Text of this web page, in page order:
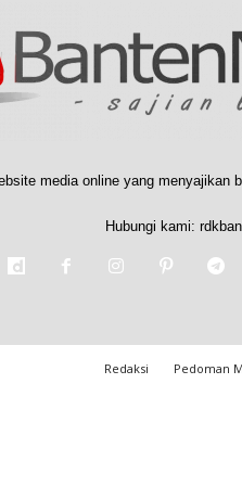
media online yang
Hubungi kami:
Redaksi Pedoman